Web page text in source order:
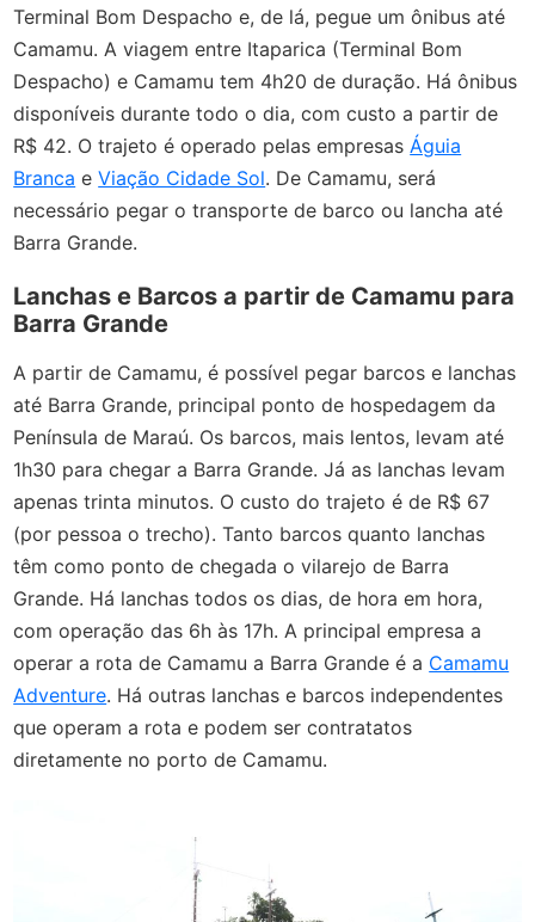
Terminal Bom Despacho e, de lá, pegue um ônibus até
Camamu. A viagem entre Itaparica (Terminal Bom
Despacho) e Camamu tem 4h20 de duração. Há ônibus
disponíveis durante todo o dia, com custo a partir de
R$ 42. O trajeto é operado pelas empresas Águia
Branca eViação Cidade Sol. De Camamu, será
necessário pegar o transporte de barco ou lancha até
Barra Grande.
Lanchas e Barcos a partir de Camamu para
Barra Grande
A partir de Camamu, é possível pegar barcos e lanchas
até Barra Grande, principal ponto de hospedagem da
Península de Maraú. Os barcos, mais lentos, levam até
1h30 para chegar a Barra Grande. Já as lanchas levam
apenas trinta minutos. O custo do trajeto é de R$ 67
(por pessoa o trecho). Tanto barcos quanto lanchas
têm como ponto de chegada o vilarejo de Barra
Grande. Há lanchas todos os dias, de hora em hora,
com operação das 6h às 17h. A principal empresa a
operar a rota de Camamu a Barra Grande é a Camamu
Adventure. Há outras lanchas e barcos independentes
que operam a rota e podem ser contratatos
diretamente no porto de Camamu.